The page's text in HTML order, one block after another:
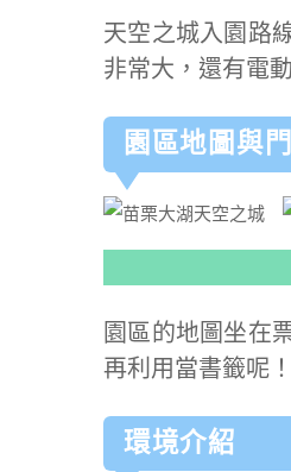
天空之城入園路
非常大，還有電
園區地圖與
園區的地圖坐在
再利用當書籤呢！
環境介紹